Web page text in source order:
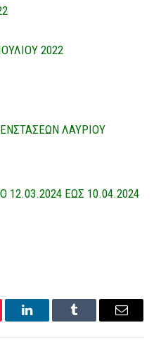
2022
ΛΑΥΡΙΟΥ
12.03.2024 ΕΩΣ 10.04.2024
LinkedInTumblr Email